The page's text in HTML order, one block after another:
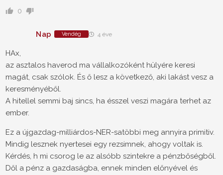
0
Nap Vendég 4 éve
HAx,
az asztalos haverod ma vállalkozóként hülyére keresi
magát, csak szólok. És ő lesz a következő, aki lakást vesz a
keresményéből.
A hitellel semmi baj sincs, ha ésszel veszi magára terhet az
ember.
Ez a újgazdag-milliárdos-NER-satöbbi meg annyira primitiv.
Mindig lesznek nyertesei egy rezsimnek, ahogy voltak is.
Kérdés, h mi csorog le az alsóbb szintekre a pénzbőségből.
Dől a pénz a gazdaságba, ennek minden előnyével és